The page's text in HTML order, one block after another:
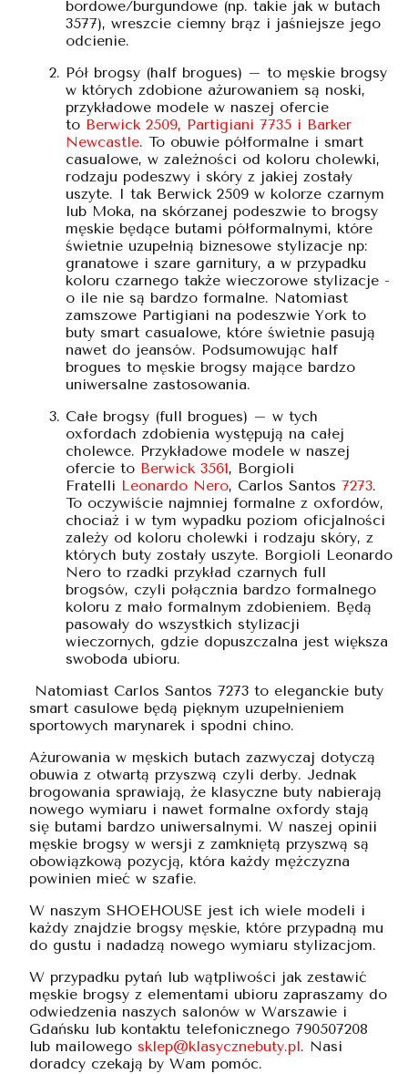
bordowe/burgundowe (np. takie jak w butach
3577), wreszcie ciemny brąz i jaśniejsze jego
odcienie.
Pół brogsy (half brogues) – to męskie brogsy
w których zdobione ażurowaniem są noski,
przykładowe modele w naszej ofercie
to Berwick 2509, Partigiani 7735 i Barker
Newcastle. To obuwie półformalne i smart
casualowe, w zależności od koloru cholewki,
rodzaju podeszwy i skóry z jakiej zostały
uszyte. I tak Berwick 2509 w kolorze czarnym
lub Moka, na skórzanej podeszwie to brogsy
męskie będące butami półformalnymi, które
świetnie uzupełnią biznesowe stylizacje np:
granatowe i szare garnitury, a w przypadku
koloru czarnego także wieczorowe stylizacje -
o ile nie są bardzo formalne. Natomiast
zamszowe Partigiani na podeszwie York to
buty smart casualowe, które świetnie pasują
nawet do jeansów. Podsumowując half
brogues to męskie brogsy mające bardzo
uniwersalne zastosowania.
Całe brogsy (full brogues) – w tych
oxfordach zdobienia występują na całej
cholewce. Przykładowe modele w naszej
ofercie to Berwick 3561, Borgioli
Fratelli Leonardo Nero, Carlos Santos 7273.
To oczywiście najmniej formalne z oxfordów,
chociaż i w tym wypadku poziom oficjalności
zależy od koloru cholewki i rodzaju skóry, z
których buty zostały uszyte. Borgioli Leonardo
Nero to rzadki przykład czarnych full
brogsów, czyli połącznia bardzo formalnego
koloru z mało formalnym zdobieniem. Będą
pasowały do wszystkich stylizacji
wieczornych, gdzie dopuszczalna jest większa
swoboda ubioru.
Natomiast Carlos Santos 7273 to eleganckie buty
smart casulowe będą pięknym uzupełnieniem
sportowych marynarek i spodni chino.
Ażurowania w męskich butach zazwyczaj dotyczą
obuwia z otwartą przyszwą czyli derby. Jednak
brogowania sprawiają, że klasyczne buty nabierają
nowego wymiaru i nawet formalne oxfordy stają
się butami bardzo uniwersalnymi. W naszej opinii
męskie brogsy w wersji z zamkniętą przyszwą są
obowiązkową pozycją, która każdy mężczyzna
powinien mieć w szafie.
W naszym SHOEHOUSE jest ich wiele modeli i
każdy znajdzie brogsy męskie, które przypadną mu
do gustu i nadadzą nowego wymiaru stylizacjom.
W przypadku pytań lub wątpliwości jak zestawić
męskie brogsy z elementami ubioru zapraszamy do
odwiedzenia naszych salonów w Warszawie i
Gdańsku lub kontaktu telefonicznego 790507208
lub mailowego sklep@klasycznebuty.pl. Nasi
doradcy czekają by Wam pomóc.